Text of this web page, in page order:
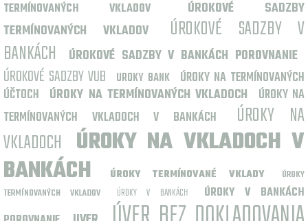
TERMÍNOVANÝCH VKLADOV
ÚROKOVÉ SADZBY
TERMÍNOVANÝCH VKLADOV
ÚROKOVÉ SADZBY V
BANKÁCH
ÚROKOVÉ SADZBY V BANKÁCH POROVNANIE
ÚROKOVÉ SADZBY VUB UROKY BANK
ÚROKY NA TERMÍNOVANÝCH
ÚČTOCH ÚROKY NA TERMÍNOVANÝCH VKLADOCH
ÚROKY NA
TERMÍNOVANÝCH VKLADOCH V BANKÁCH
ÚROKY NA
VKLADOCH ÚROKY NA VKLADOCH V
BANKÁCH
ÚROKY TERMÍNOVANÉ VKLADY
ÚROKY
TERMÍNOVANÝCH VKLADOV
ÚROKY V BANKÁCH
ÚROKY V BANKÁCH